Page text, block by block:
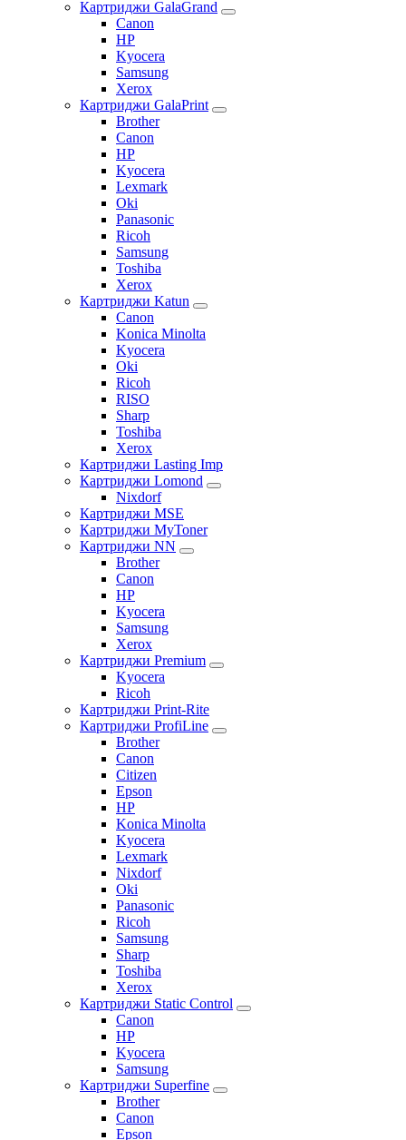
Картриджи GalaGrand
Canon
HP
Kyocera
Samsung
Xerox
Картриджи GalaPrint
Brother
Canon
HP
Kyocera
Lexmark
Oki
Panasonic
Ricoh
Samsung
Toshiba
Xerox
Картриджи Katun
Canon
Konica Minolta
Kyocera
Oki
Ricoh
RISO
Sharp
Toshiba
Xerox
Картриджи Lasting Imp
Картриджи Lomond
Nixdorf
Картриджи MSE
Картриджи MyToner
Картриджи NN
Brother
Canon
HP
Kyocera
Samsung
Xerox
Картриджи Premium
Kyocera
Ricoh
Картриджи Print-Rite
Картриджи ProfiLine
Brother
Canon
Citizen
Epson
HP
Konica Minolta
Kyocera
Lexmark
Nixdorf
Oki
Panasonic
Ricoh
Samsung
Sharp
Toshiba
Xerox
Картриджи Static Control
Canon
HP
Kyocera
Samsung
Картриджи Superfine
Brother
Canon
Epson